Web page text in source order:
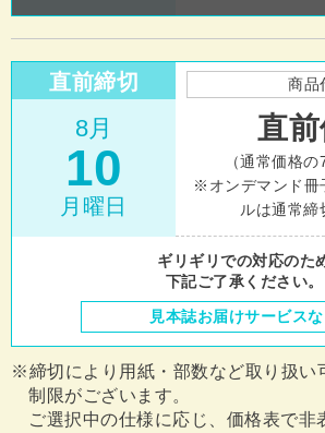
直前締切
8月
10
月曜日
商品
直
（通常価格の
オンデマンド冊
ルは通常締
ギリギリでの対応のた
下記ご了承ください。
見本誌お届けサービス
締切により用紙・部数など取り扱い
制限がございます。
ご選択中の仕様に応じ、価格表で非